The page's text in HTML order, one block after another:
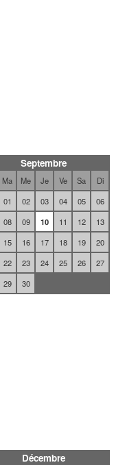
Septembre
Ma Me Je Ve Sa
Di
01
02 03 04 05
06
08 09 10 11 12
13
15 16 17 18 19
20
22 23 24 25 26
27
29 30
Décembre